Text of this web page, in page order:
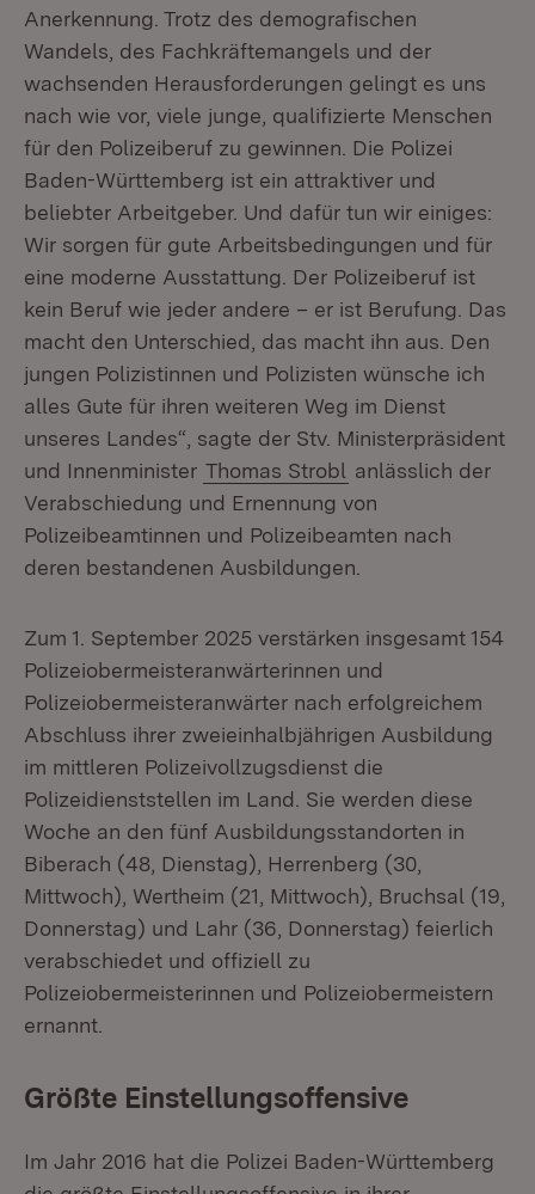
Anerkennung. Trotz des demografischen
Wandels, des Fachkräftemangels und der
wachsenden Herausforderungen gelingt es uns
nach wie vor, viele junge, qualifizierte Menschen
für den Polizeiberuf zu gewinnen. Die Polizei
Baden-Württemberg ist ein attraktiver und
beliebter Arbeitgeber. Und dafür tun wir einiges:
Wir sorgen für gute Arbeitsbedingungen und für
eine moderne Ausstattung. Der Polizeiberuf ist
kein Beruf wie jeder andere – er ist Berufung. Das
macht den Unterschied, das macht ihn aus. Den
jungen Polizistinnen und Polizisten wünsche ich
alles Gute für ihren weiteren Weg im Dienst
unseres Landes“, sagte der Stv. Ministerpräsident
und Innenminister Thomas Strobl anlässlich der
Verabschiedung und Ernennung von
Polizeibeamtinnen und Polizeibeamten nach
deren bestandenen Ausbildungen.
Zum 1. September 2025 verstärken insgesamt 154
Polizeiobermeisteranwärterinnen und
Polizeiobermeisteranwärter nach erfolgreichem
Abschluss ihrer zweieinhalbjährigen Ausbildung
im mittleren Polizeivollzugsdienst die
Polizeidienststellen im Land. Sie werden diese
Woche an den fünf Ausbildungsstandorten in
Biberach (48, Dienstag), Herrenberg (30,
Mittwoch), Wertheim (21, Mittwoch), Bruchsal (19,
Donnerstag) und Lahr (36, Donnerstag) feierlich
verabschiedet und offiziell zu
Polizeiobermeisterinnen und Polizeiobermeistern
ernannt.
Größte Einstellungsoffensive
Im Jahr 2016 hat die Polizei Baden-Württemberg